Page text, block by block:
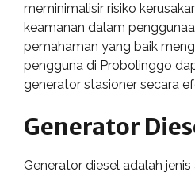
meminimalisir risiko
keamanan dalam
pemahaman yang baik
pengguna di Probolinggo
generator stasioner secara
Generator
Generator diesel adalah